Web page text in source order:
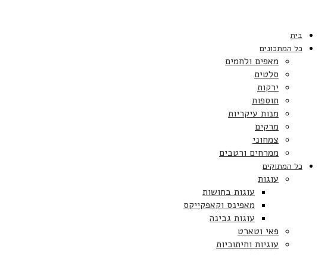
בית
כל המתכונים
מאפים ולחמים
סלטים
ירקות
תוספות
מנות עיקריות
מרקים
צמחוני
ממרחים ורטבים
כל המתוקים
עוגות
עוגות בחושות
מאפינס וקאפקייקס
עוגות גבינה
פאי וטארט
עוגיות וחיתוכיות